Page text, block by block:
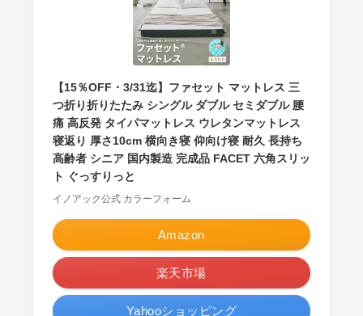
【15％OFF・3/31迄】ファセット マットレス 三
つ折り折りたたみ シングル ダブル セミダブル 腰
痛 高反発 タイパマットレス ウレタンマットレス
寝返り 厚さ10cm 横向き寝 仰向け寝 耐久 長持ち
高齢者 シニア 国内製造 完成品 FACET 六角スリッ
ト ぐっすりっと
イノアック公式 カラーフォーム
Amazon
楽天市場
Yahooショッピング